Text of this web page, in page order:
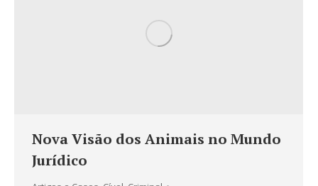
Nova Visão dos Animais no Mundo
Jurídico